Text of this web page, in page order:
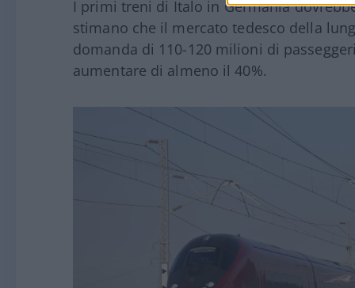
I primi treni di Italo in Germania
stimano che il mercato tedesco della
domanda di 110-120 milioni di
aumentare di almeno il 40%.